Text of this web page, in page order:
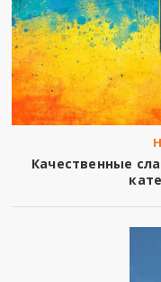
Качественные